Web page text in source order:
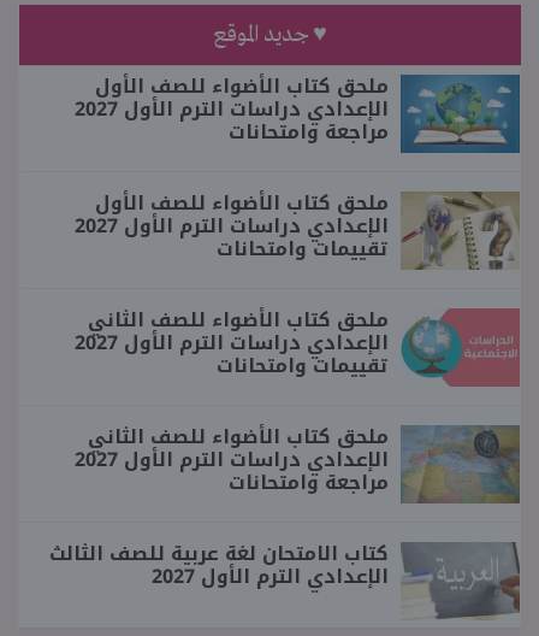
♥ جديد الموقع
ملحق كتاب الأضواء للصف الأول
الإعدادي دراسات الترم الأول 2027
مراجعة وامتحانات
ملحق كتاب الأضواء للصف الأول
الإعدادي دراسات الترم الأول 2027
تقييمات وامتحانات
ملحق كتاب الأضواء للصف الثاني
الإعدادي دراسات الترم الأول 2027
تقييمات وامتحانات
ملحق كتاب الأضواء للصف الثاني
الإعدادي دراسات الترم الأول 2027
مراجعة وامتحانات
كتاب الامتحان لغة عربية للصف الثالث
الإعدادي الترم الأول 2027